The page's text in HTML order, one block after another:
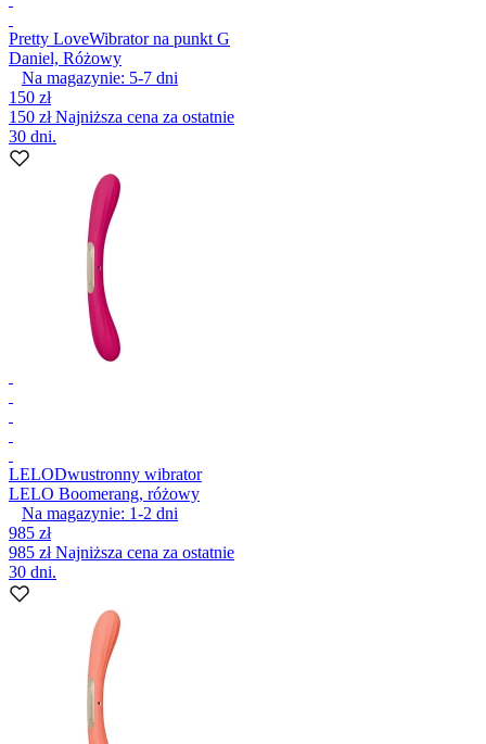
Pretty LoveWibrator na punkt G
Daniel, Różowy
Na magazynie: 5-7 dni
150 zł
150 złNajniższa cena za ostatnie
30 dni.
LELODwustronny wibrator
LELO Boomerang, różowy
Na magazynie: 1-2 dni
985 zł
985 złNajniższa cena za ostatnie
30 dni.